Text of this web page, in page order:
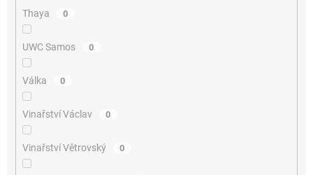
Thaya 0
UWC Samos 0
Válka 0
Vinařství Václav 0
Vinařství Větrovský 0